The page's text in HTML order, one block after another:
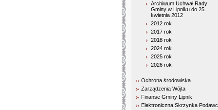
Archiwum Uchwał Rady
Gminy w Lipniku do 25
kwietnia 2012
2012 rok
2017 rok
2018 rok
2024 rok
2025 rok
2026 rok
Ochrona środowiska
Zarządzenia Wójta
Finanse Gminy Lipnik
Elektroniczna Skrzynka